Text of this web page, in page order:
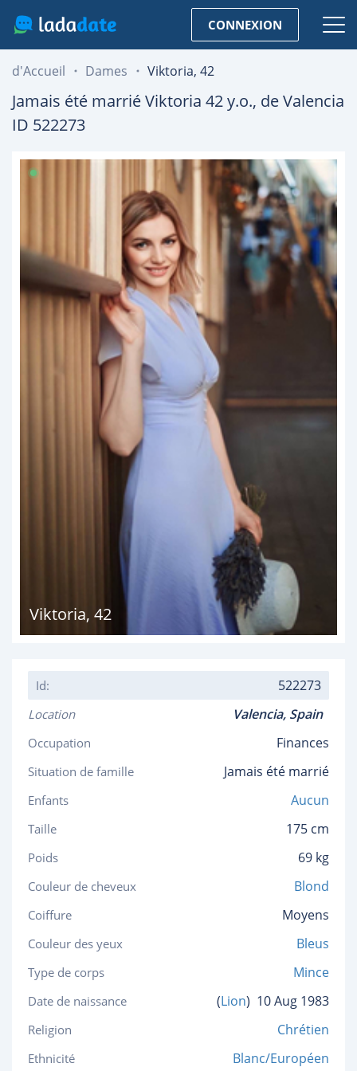
CONNEXION
d'Accueil Dames Viktoria, 42
Jamais été marriéViktoria 42y.o., deValencia
ID 522273
Viktoria, 42
Id: 522273
Location Valencia, Spain
Occupation Finances
Situation de famille Jamais été marrié
Enfants Aucun
Taille 175 cm
Poids 69 kg
Couleur de cheveux Blond
Coiffure Moyens
Couleur des yeux Bleus
Type de corps Mince
Date de naissance (Lion) 10 Aug 1983
Religion Chrétien
Ethnicité Blanc/Européen